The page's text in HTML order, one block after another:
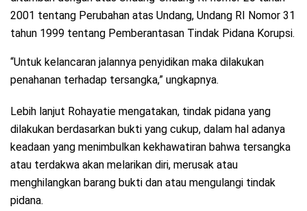
2001 tentang Perubahan atas Undang, Undang RI Nomor 31
tahun 1999 tentang Pemberantasan Tindak Pidana Korupsi.
“Untuk kelancaran jalannya penyidikan maka dilakukan
penahanan terhadap tersangka,” ungkapnya.
Lebih lanjut Rohayatie mengatakan, tindak pidana yang
dilakukan berdasarkan bukti yang cukup, dalam hal adanya
keadaan yang menimbulkan kekhawatiran bahwa tersangka
atau terdakwa akan melarikan diri, merusak atau
menghilangkan barang bukti dan atau mengulangi tindak
pidana.